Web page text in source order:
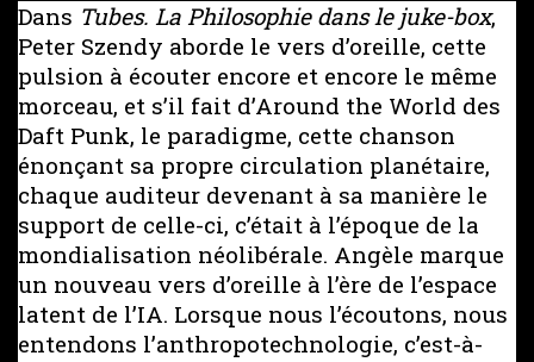
Dans Tubes. La Philosophie dans le juke-box,
Peter Szendy aborde le vers d’oreille, cette
pulsion à écouter encore et encore le même
morceau, et s’il fait d’Around the World des
Daft Punk, le paradigme, cette chanson
énonçant sa propre circulation planétaire,
chaque auditeur devenant à sa manière le
support de celle-ci, c’était à l’époque de la
mondialisation néolibérale. Angèle marque
un nouveau vers d’oreille à l’ère de l’espace
latent de l’IA. Lorsque nous l’écoutons, nous
entendons l’anthropotechnologie, c’est-à-